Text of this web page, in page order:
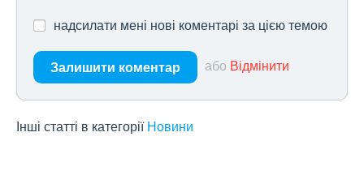
надсилати мені нові коментарі за цією темою
Залишити коментар або Відмінити
Інші статті в категорії Новини